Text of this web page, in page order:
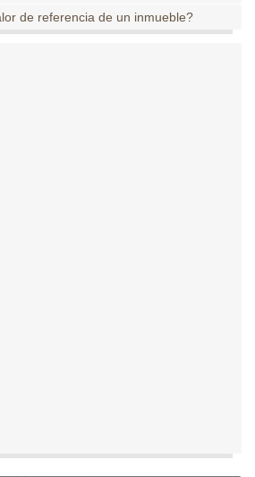
de referencia de un inmueble?